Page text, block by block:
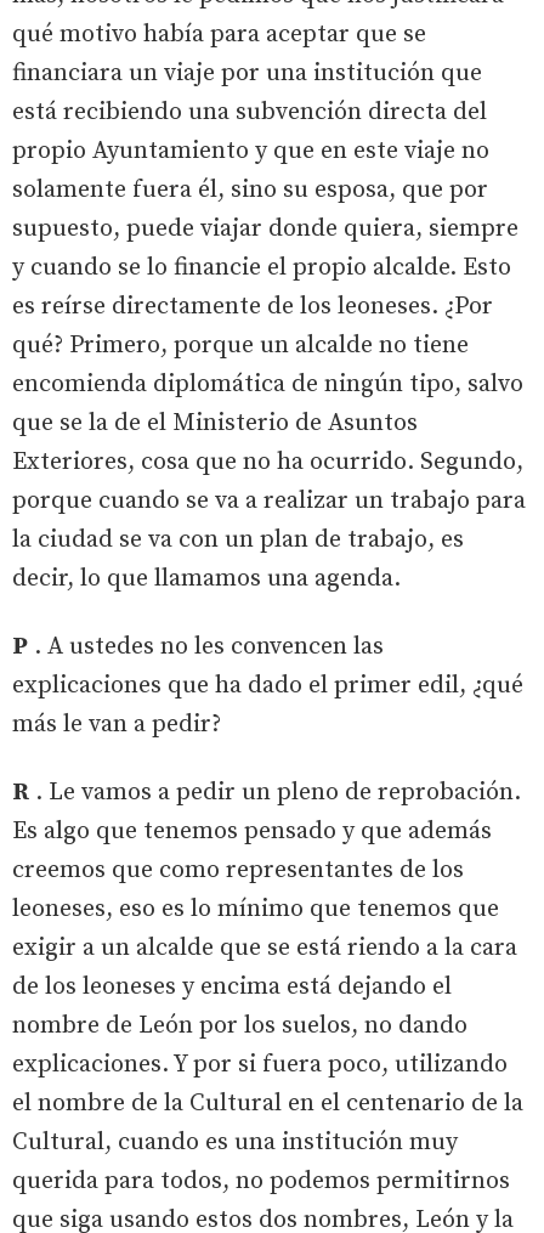
qué motivo había para aceptar que se
financiara un viaje por una institución que
está recibiendo una subvención directa del
propio Ayuntamiento y que en este viaje no
solamente fuera él, sino su esposa, que por
supuesto, puede viajar donde quiera, siempre
y cuando se lo financie el propio alcalde. Esto
es reírse directamente de los leoneses. ¿Por
qué? Primero, porque un alcalde no tiene
encomienda diplomática de ningún tipo, salvo
que se la de el Ministerio de Asuntos
Exteriores, cosa que no ha ocurrido. Segundo,
porque cuando se va a realizar un trabajo para
la ciudad se va con un plan de trabajo, es
decir, lo que llamamos una agenda.
P . A ustedes no les convencen las
explicaciones que ha dado el primer edil, ¿qué
más le van a pedir?
R . Le vamos a pedir un pleno de reprobación.
Es algo que tenemos pensado y que además
creemos que como representantes de los
leoneses, eso es lo mínimo que tenemos que
exigir a un alcalde que se está riendo a la cara
de los leoneses y encima está dejando el
nombre de León por los suelos, no dando
explicaciones. Y por si fuera poco, utilizando
el nombre de la Cultural en el centenario de la
Cultural, cuando es una institución muy
querida para todos, no podemos permitirnos
que siga usando estos dos nombres, León y la